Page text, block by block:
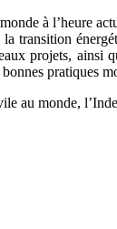
à l’heure
la transition
projets, ainsi
pratiques
au monde,